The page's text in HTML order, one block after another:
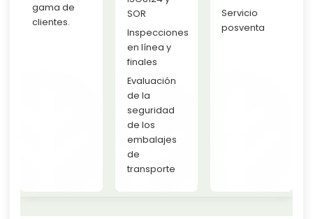
gama de
clientes.
SOR
Inspecciones
en línea y
finales
Evaluación
de la
seguridad
de los
embalajes
de
transporte
Servicio
posventa